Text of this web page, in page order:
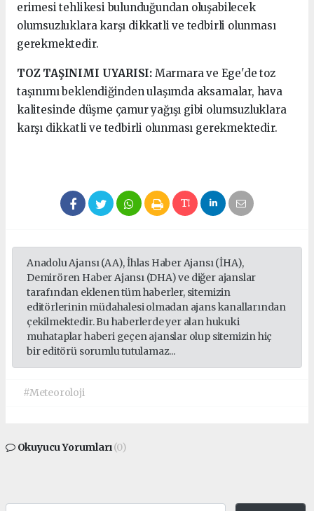
erimesi tehlikesi bulunduğundan oluşabilecek
olumsuzluklara karşı dikkatli ve tedbirli olunması
gerekmektedir.
TOZ TAŞINIMI UYARISI:Marmara ve Ege'de toz
taşınımı beklendiğinden ulaşımda aksamalar, hava
kalitesinde düşme çamur yağışı gibi olumsuzluklara
karşı dikkatli ve tedbirli olunması gerekmektedir.
Anadolu Ajansı (AA), İhlas Haber Ajansı (İHA),
Demirören Haber Ajansı (DHA) ve diğer ajanslar
tarafından eklenen tüm haberler, sitemizin
editörlerinin müdahalesi olmadan ajans kanallarından
çekilmektedir. Bu haberlerde yer alan hukuki
muhataplar haberi geçen ajanslar olup sitemizin hiç
bir editörü sorumlu tutulamaz...
#Meteoroloji
Okuyucu Yorumları(0)